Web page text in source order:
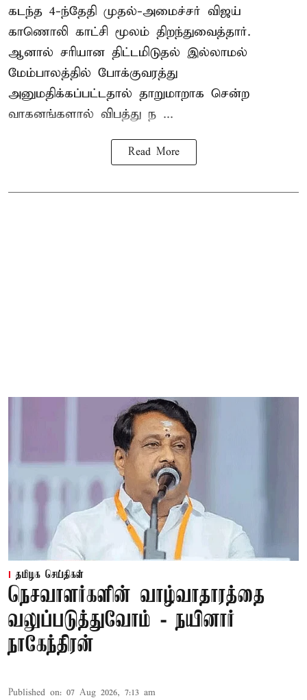
கடந்த 4-ந்தேதி முதல்-அமைச்சர் விஜய்
காணொலி காட்சி மூலம் திறந்துவைத்தார்.
ஆனால் சரியான திட்டமிடுதல் இல்லாமல்
மேம்பாலத்தில் போக்குவரத்து
அனுமதிக்கப்பட்டதால் தாறுமாறாக சென்ற
வாகனங்களால் விபத்து ந ...
Read More
தமிழக செய்திகள்
நெசவாளர்களின் வாழ்வாதாரத்தை
வலுப்படுத்துவோம் - நயினார்
நாகேந்திரன்
Published on: 07 Aug 2026, 7:13 am